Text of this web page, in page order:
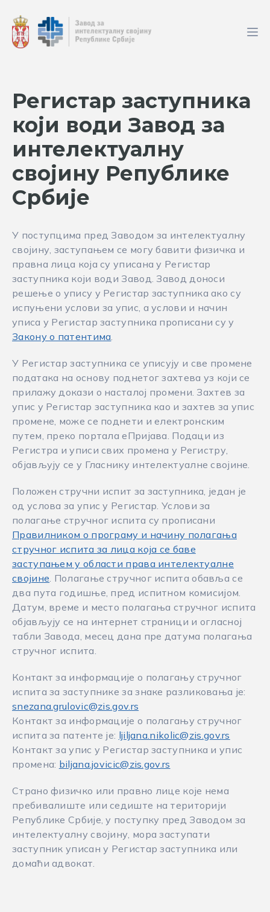
Регистар заступника
који води Завод за
интелектуалну
својину Републике
Србије
У поступцима пред Заводом за интелектуалну
својину, заступањем се могу бавити физичка и
правна лица која су уписана у Регистар
заступника који води Завод. Завод доноси
решење о упису у Регистар заступника ако су
испуњени услови за упис, а услови и начин
уписа у Регистар заступника прописани су у
Закону о патентима.
У Регистар заступника се уписују и све промене
података на основу поднетог захтева уз који се
прилажу докази о насталој промени. Захтев за
упис у Регистар заступника као и захтев за упис
промене, може се поднети и електронским
путем, преко портала еПријава. Подаци из
Регистра и уписи свих промена у Регистру,
објављују се у Гласнику интелектуалне својине.
Положен стручни испит за заступника, један је
од услова за упис у Регистар. Услови за
полагање стручног испита су прописани
Правилником о програму и начину полагања
стручног испита за лица која се баве
заступањем у области права интелектуалне
својине. Полагање стручног испита обавља се
два пута годишње, пред испитном комисијом.
Датум, време и место полагања стручног испита
објављују се на интернет страници и огласној
табли Завода, месец дана пре датума полагања
стручног испита.
Контакт за информације о полагању стручног
испита за заступнике за знаке разликовања је:
snezana.grulovic@zis.gov.rs
Контакт за информације о полагању стручног
испита за патенте је: ljiljana.nikolic@zis.gov.rs
Контакт за упис у Регистар заступникa и упис
промена: biljana.jovicic@zis.gov.rs
Страно физичко или правно лице које нема
пребивалиште или седиште на територији
Републике Србије, у поступку пред Заводом за
интелектуалну својину, мора заступати
заступник уписан у Регистар заступника или
домаћи адвокат.